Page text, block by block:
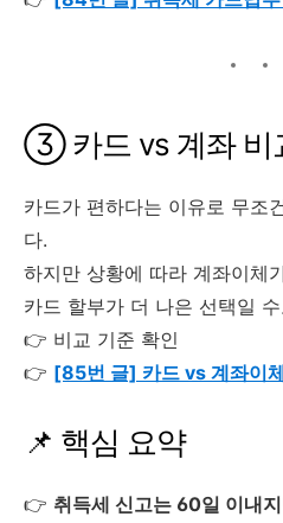
③ 카드 vs 계좌 비
카드가 편하다는 이유로 무조
다.
하지만 상황에 따라 계좌이체
카드 할부가 더 나은 선택일
👉 비교 기준 확인
👉 [85번 글] 카드 vs 계좌이
📌 핵심 요약
👉 취득세 신고는 60일 이내